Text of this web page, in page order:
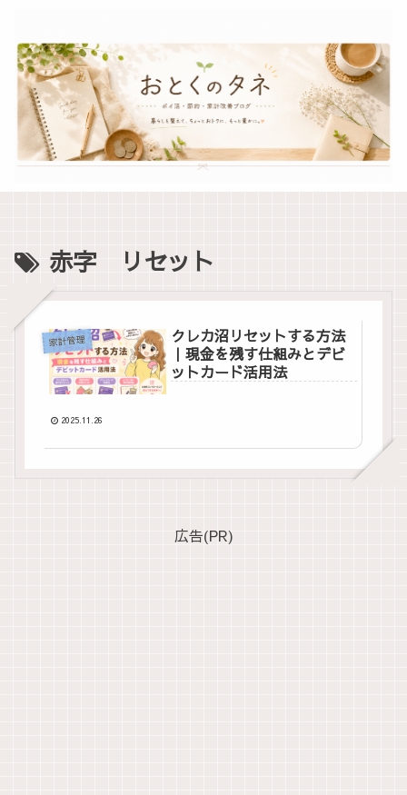
赤字 リセット
家計管理
クレカ沼リセットする方法
｜現金を残す仕組みとデビ
ットカード活用法
2025.11.26
広告(PR)